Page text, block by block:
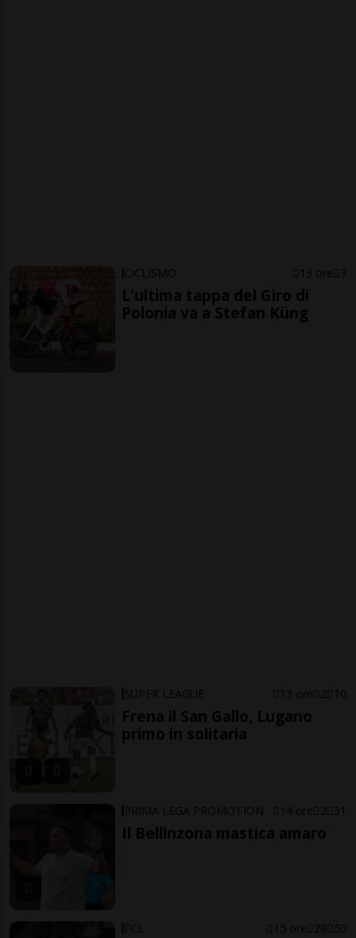
CICLISMO 13 ore 3
L'ultima tappa del Giro di
Polonia va a Stefan Küng
SUPER LEAGUE 13 ore 2 10
Frena il San Gallo, Lugano
primo in solitaria
PRIMA LEGA PROMOTION 14 ore 2 31
Il Bellinzona mastica amaro
FCL 15 ore 28 50